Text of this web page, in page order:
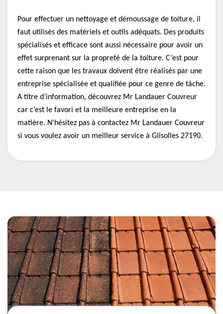
Pour effectuer un nettoyage et démoussage de toiture, il
faut utilisés des matériels et outils adéquats. Des produits
spécialisés et efficace sont aussi nécessaire pour avoir un
effet surprenant sur la propreté de la toiture. C’est pour
cette raison que les travaux doivent être réalisés par une
entreprise spécialisée et qualifiée pour ce genre de tâche.
A titre d’information, découvrez Mr Landauer Couvreur
car c’est le favori et la meilleure entreprise en la
matière. N’hésitez pas à contactez Mr Landauer Couvreur
si vous voulez avoir un meilleur service à Glisolles 27190.